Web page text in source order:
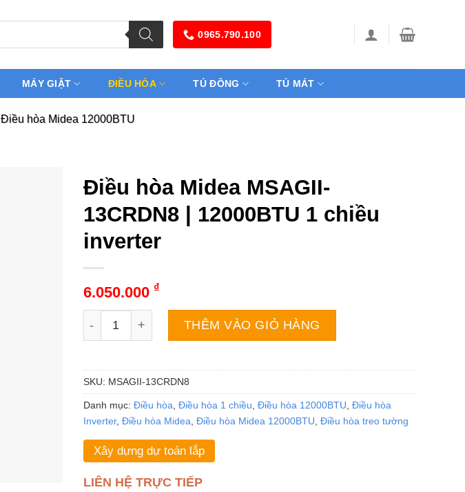
0965.790.100
MÁY GIẶT ĐIỀU HÒA TỦ ĐÔNG TỦ MÁT
Điều hòa Midea 12000BTU
Điều hòa Midea MSAGII-
13CRDN8 | 12000BTU 1 chiều
inverter
6.050.000 ₫
Điều hòa Midea MSAGII-13CRDN8 | 12000BTU 1 chiều inverter số lượng
THÊM VÀO GIỎ HÀNG
SKU: MSAGII-13CRDN8
Danh mục: Điều hòa Điều hòa 1 chiều Điều hòa 12000BTU Điều hòa
Inverter, Điều hòa Midea Điều hòa Midea 12000BTU Điều hòa treo tường
Xây dựng dự toán lắp
LIÊN HỆ TRỰC TIẾP